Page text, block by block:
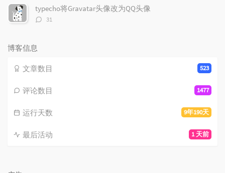
数：
typecho将Gravatar头像改为QQ头像
评
31
博客信息
523
文章数目
1477
评论数目
9年190天
运行天数
1 天前
最后活动